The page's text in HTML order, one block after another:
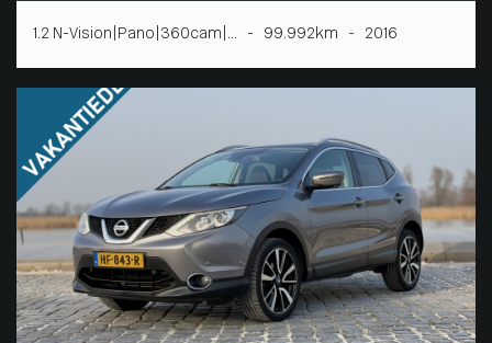
1.2 N-Vision|Pano|360cam|... - 99.992km - 2016